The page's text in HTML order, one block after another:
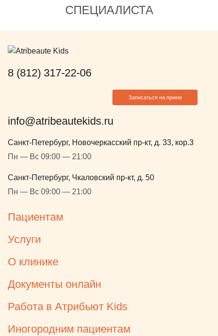
СПЕЦИАЛИСТА
8 (812) 317-22-06
Записаться на прием
info@atribeautekids.ru
Санкт-Петербург, Новочеркасский пр-кт, д. 33, кор.3
Пн — Вс 09:00 — 21:00
Санкт-Петербург, Чкаловский пр-кт, д. 50
Пн — Вс 09:00 — 21:00
Пациентам
Услуги
О клинике
Документы онлайн
Работа в Атрибьют Kids
Иногородним пациентам